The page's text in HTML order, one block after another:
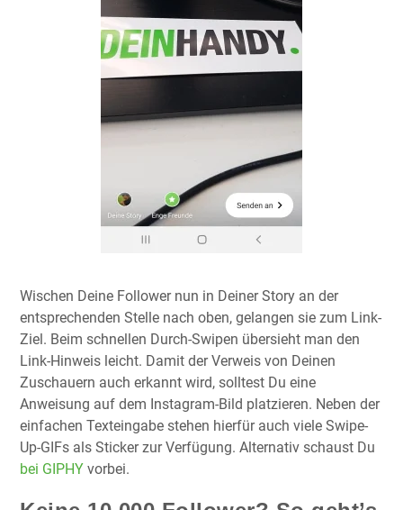
Wischen Deine Follower nun in Deiner Story an der
entsprechenden Stelle nach oben, gelangen sie zum Link-
Ziel. Beim schnellen Durch-Swipen übersieht man den
Link-Hinweis leicht. Damit der Verweis von Deinen
Zuschauern auch erkannt wird, solltest Du eine
Anweisung auf dem Instagram-Bild platzieren. Neben der
einfachen Texteingabe stehen hierfür auch viele Swipe-
Up-GIFs als Sticker zur Verfügung. Alternativ schaust Du
bei GIPHY vorbei.